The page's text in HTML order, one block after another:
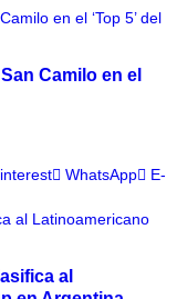
Camilo en el
WhatsApp
E-
al